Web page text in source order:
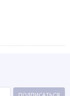
ПОДПИСАТЬСЯ